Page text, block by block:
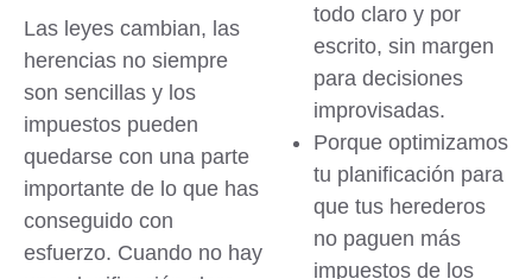
Las leyes cambian, las
herencias no siempre
son sencillas y los
impuestos pueden
quedarse con una parte
importante de lo que has
conseguido con
esfuerzo. Cuando no hay
todo claro y por
escrito, sin margen
para decisiones
improvisadas.
Porque optimizamos
tu planificación para
que tus herederos
no paguen más
impuestos de los